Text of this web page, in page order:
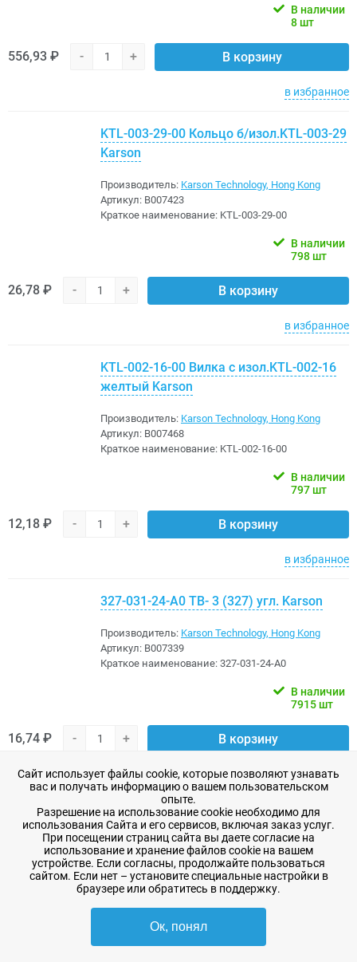
В наличии
8 шт
556,93 ₽ - + В корзину
в избранное
KTL-003-29-00 Кольцо б/изол.KTL-003-29
Karson
Производитель: Karson Technology, Hong Kong
Артикул: B007423
Краткое наименование: KTL-003-29-00
В наличии
798 шт
26,78 ₽ - + В корзину
в избранное
KTL-002-16-00 Вилка с изол.KTL-002-16
желтый Karson
Производитель: Karson Technology, Hong Kong
Артикул: B007468
Краткое наименование: KTL-002-16-00
В наличии
797 шт
12,18 ₽ - + В корзину
в избранное
327-031-24-A0 ТВ- 3 (327) угл. Karson
Производитель: Karson Technology, Hong Kong
Артикул: B007339
Краткое наименование: 327-031-24-A0
В наличии
7915 шт
16,74 ₽ - + В корзину
в избранное
376-021-11-00 ТВ- 2 (376) Karson
Производитель:Karson Technology, Hong Kong
Артикул:B007320
Краткое наименование:376-021-11-00
Сайт использует файлы cookie, которые позволяют узнавать
вас и получать информацию о вашем пользовательском
опыте.
Разрешение на использование cookie необходимо для
использования Сайта и его сервисов, включая заказ услуг.
При посещении страниц сайта вы даете согласие на
использование и хранение файлов cookie на вашем
устройстве. Если согласны, продолжайте пользоваться
сайтом. Если нет – установите специальные настройки в
браузере или обратитесь в поддержку.
Ок, понял